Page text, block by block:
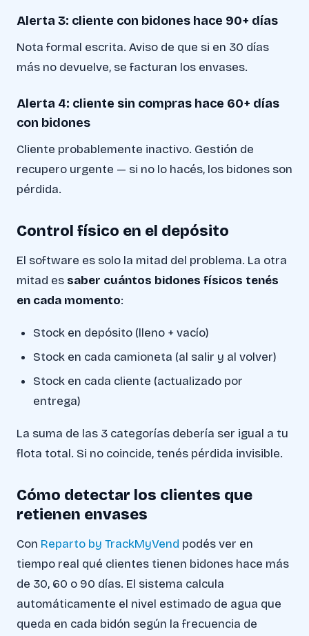
Alerta 3: cliente con bidones hace 90+ días
Nota formal escrita. Aviso de que si en 30 días
más no devuelve, se facturan los envases.
Alerta 4: cliente sin compras hace 60+ días
con bidones
Cliente probablemente inactivo. Gestión de
recupero urgente — si no lo hacés, los bidones son
pérdida.
Control físico en el depósito
El software es solo la mitad del problema. La otra
mitad es saber cuántos bidones físicos tenés
en cada momento:
Stock en depósito (lleno + vacío)
Stock en cada camioneta (al salir y al volver)
Stock en cada cliente (actualizado por
entrega)
La suma de las 3 categorías debería ser igual a tu
flota total. Si no coincide, tenés pérdida invisible.
Cómo detectar los clientes que
retienen envases
Con Reparto by TrackMyVend podés ver en
tiempo real qué clientes tienen bidones hace más
de 30, 60 o 90 días. El sistema calcula
automáticamente el nivel estimado de agua que
queda en cada bidón según la frecuencia de